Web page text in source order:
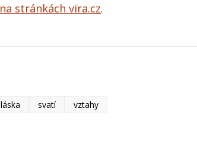
na stránkách vira.cz.
láska svatí vztahy